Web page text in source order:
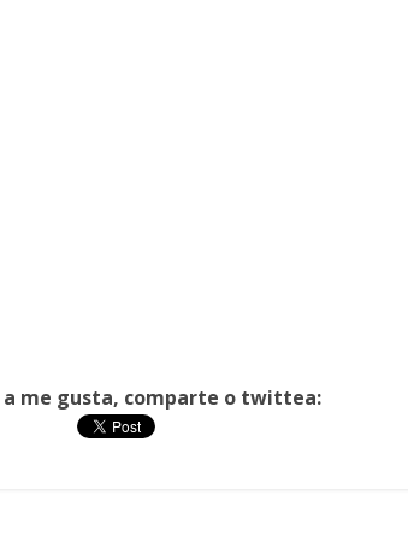
a me gusta, comparte o twittea: